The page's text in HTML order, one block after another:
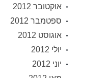
אוקטובר 2012
ספטמבר 2012
אוגוסט 2012
יולי 2012
יוני 2012